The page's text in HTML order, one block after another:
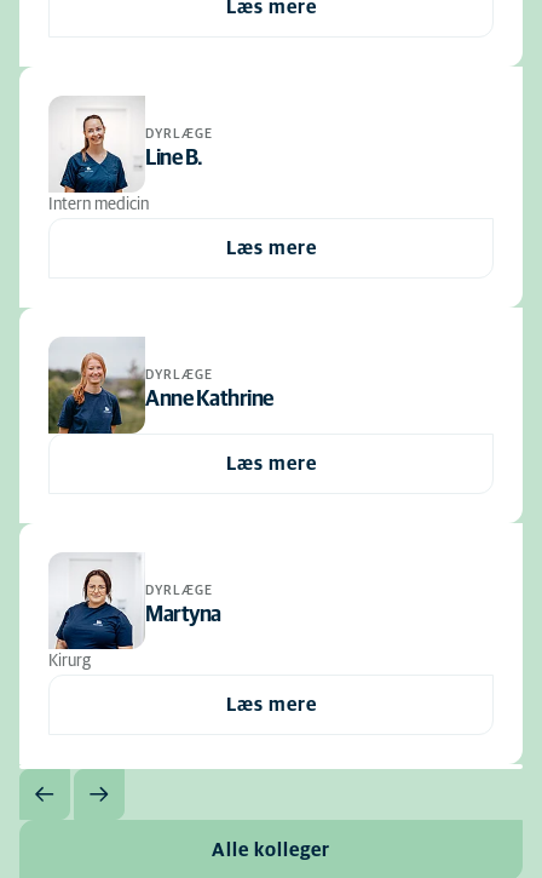
Læs mere
DYRLÆGE
Line B.
Intern medicin
Læs mere
DYRLÆGE
Anne Kathrine
Læs mere
DYRLÆGE
Martyna
Kirurg
Læs mere
Alle kolleger